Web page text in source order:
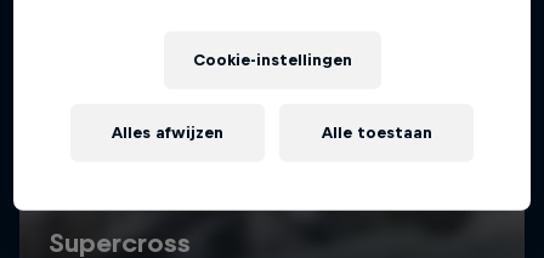
Cookie-instellingen
Alles afwijzen Alle toestaan